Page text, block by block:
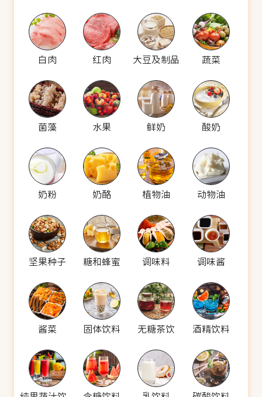
白肉 红肉 大豆及制品 蔬菜
菌藻 水果 鲜奶 酸奶
奶粉 奶酪 植物油 动物油
坚果种子 糖和蜂蜜 调味料 调味酱
酱菜 固体饮料 无糖茶饮 酒精饮料